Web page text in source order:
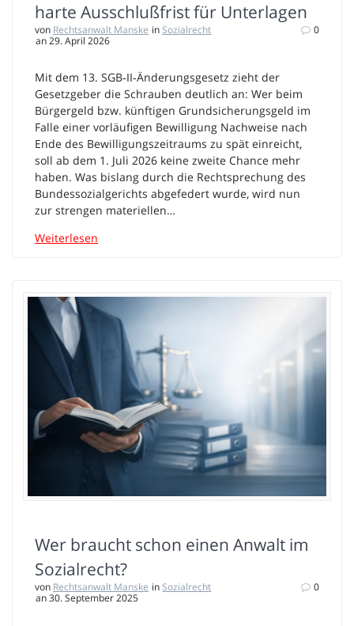
harte Ausschlußfrist für Unterlagen
von Rechtsanwalt Manske inSozialrecht
an 29. April 2026
0
Mit dem 13. SGB‑II‑Änderungsgesetz zieht der
Gesetzgeber die Schrauben deutlich an: Wer beim
Bürgergeld bzw. künftigen Grundsicherungsgeld im
Falle einer vorläufigen Bewilligung Nachweise nach
Ende des Bewilligungszeitraums zu spät einreicht,
soll ab dem 1. Juli 2026 keine zweite Chance mehr
haben. Was bislang durch die Rechtsprechung des
Bundessozialgerichts abgefedert wurde, wird nun
zur strengen materiellen…
Weiterlesen
Wer braucht schon einen Anwalt im
Sozialrecht?
von Rechtsanwalt Manske inSozialrecht
an 30. September 2025
0